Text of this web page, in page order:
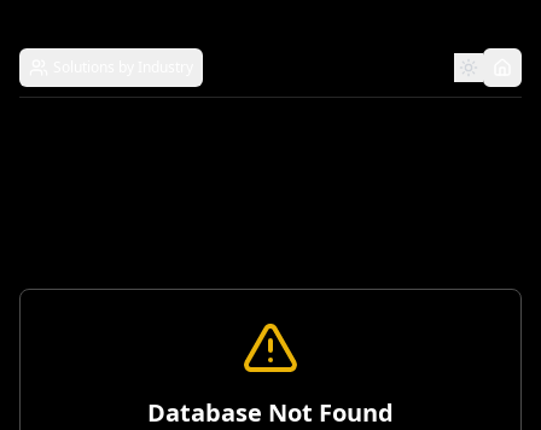
Database Not Found